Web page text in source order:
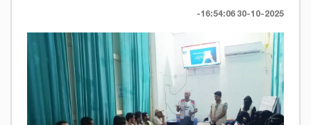
30-10-2025 16:54:06-